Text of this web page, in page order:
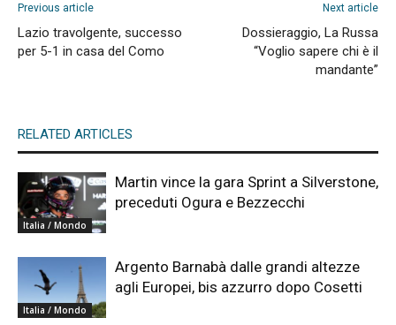
Previous article
Lazio travolgente, successo
per 5-1 in casa del Como
Next article
Dossieraggio, La Russa
“Voglio sapere chi è il
mandante”
RELATED ARTICLES
Italia / Mondo
Martin vince la gara Sprint a Silverstone,
preceduti Ogura e Bezzecchi
Italia / Mondo
Argento Barnabà dalle grandi altezze
agli Europei, bis azzurro dopo Cosetti